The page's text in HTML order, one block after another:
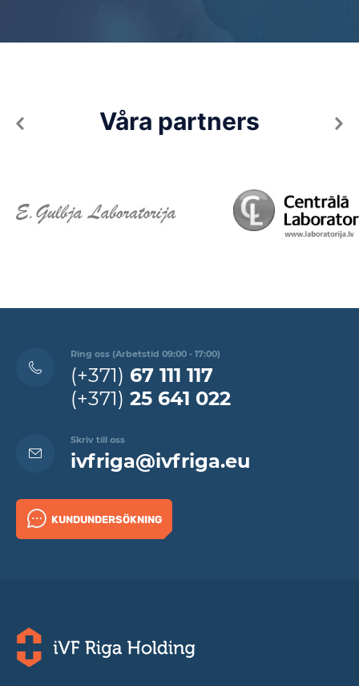
Våra partners
Ring oss (Arbetstid 09:00 - 17:00)
(+371) 67 111 117
(+371) 25 641 022
Skriv till oss
ivfriga@ivfriga.eu
KUNDUNDERSÖKNING